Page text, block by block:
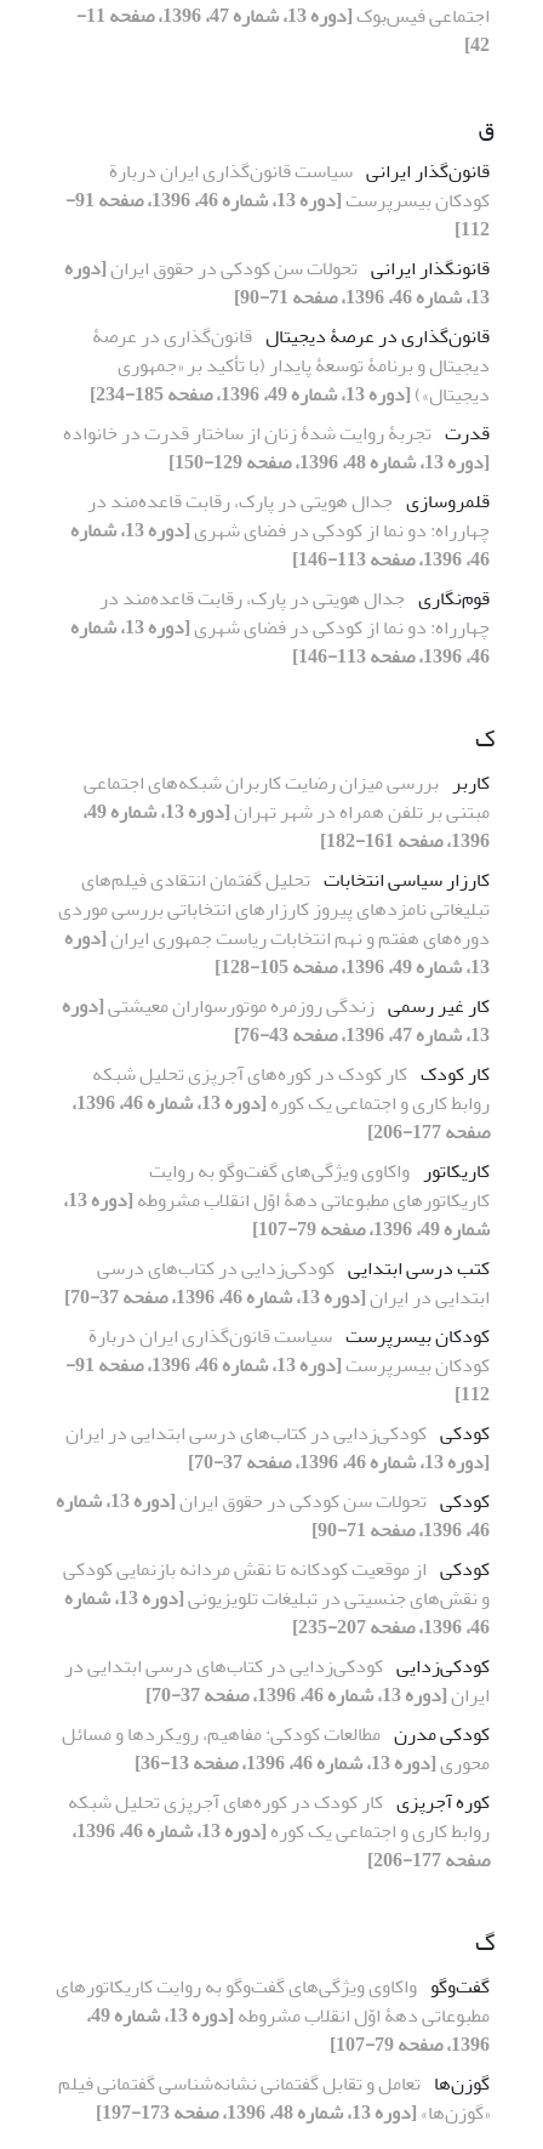
اجتماعی فیس‌بوک
[دوره 13، شماره 47، 1396، صفحه 11-
42]
ق
قانون‌گذار ایرانی سیاست قانون‌گذاری ایران دربارة
کودکان بی‏سرپرست
[دوره 13، شماره 46، 1396، صفحه 91-
112]
قانونگذار ایرانی تحولات سن کودکی در حقوق ایران[دوره
13، شماره 46، 1396، صفحه 71-90]
قانون‌گذاری در عرصۀ دیجیتال قانون‌گذاری در عرصۀ
دیجیتال و برنامۀ توسعۀ پایدار (با تأکید بر «جمهوری
دیجیتال»)[دوره 13، شماره 49، 1396، صفحه 185-234]
قدرت تجربۀ روایت شدۀ زنان از ساختار قدرت در خانواده
[دوره 13، شماره 48، 1396، صفحه 129-150]
قلمروسازی جدال هویتی در پارک، رقابت قاعده‌مند در
چهارراه: دو نما از کودکی در فضای شهری
[دوره 13، شماره
46، 1396، صفحه 113-146]
قوم‌نگاری جدال هویتی در پارک، رقابت قاعده‌مند در
چهارراه: دو نما از کودکی در فضای شهری
[دوره 13، شماره
46، 1396، صفحه 113-146]
ک
کاربر بررسی میزان رضایت کاربران شبکه‌های اجتماعی
مبتنی بر تلفن همراه در شهر تهران
[دوره 13، شماره 49،
1396، صفحه 161-182]
کارزار سیاسی انتخابات تحلیل گفتمان انتقادی فیلم‌های
تبلیغاتی نامزدهای پیروز کارزارهای انتخاباتی بررسی موردی
دوره‌های هفتم و نهم انتخابات ریاست جمهوری ایران[دوره
13، شماره 49، 1396، صفحه 105-128]
کار غیر رسمی زندگی روزمره موتورسواران معیشتی[دوره
13، شماره 47، 1396، صفحه 43-76]
کار کودک کار کودک در کوره‌های آجرپزی تحلیل شبکه
روابط کاری و اجتماعی یک کوره
[دوره 13، شماره 46، 1396،
صفحه 177-206]
کاریکاتور واکاوی ویژگی‌های گفت‌وگو به روایت
کاریکاتورهای مطبوعاتی دهۀ اوّل انقلاب مشروطه
[دوره 13،
شماره 49، 1396، صفحه 79-107]
کتب درسی ابتدایی کودکی‌زدایی در کتاب‌های درسی
ابتدایی در ایران[دوره 13، شماره 46، 1396، صفحه 37-70]
کودکان بی‏سرپرست سیاست قانون‌گذاری ایران دربارة
کودکان بی‏سرپرست
[دوره 13، شماره 46، 1396، صفحه 91-
112]
کودکی کودکی‌زدایی در کتاب‌های درسی ابتدایی در ایران
[دوره 13، شماره 46، 1396، صفحه 37-70]
کودکی تحولات سن کودکی در حقوق ایران
[دوره 13، شماره
46، 1396، صفحه 71-90]
کودکی از موقعیت کودکانه تا نقش مردانه بازنمایی کودکی
و نقش‌های جنسیتی در تبلیغات تلویزیونی
[دوره 13، شماره
46، 1396، صفحه 207-235]
کودکی‌زدایی کودکی‌زدایی در کتاب‌های درسی ابتدایی در
ایران[دوره 13، شماره 46، 1396، صفحه 37-70]
کودکی مدرن مطالعات کودکی: مفاهیم، رویکردها و مسائل
محوری[دوره 13، شماره 46، 1396، صفحه 13-36]
کوره آجرپزی کار کودک در کوره‌های آجرپزی تحلیل شبکه
روابط کاری و اجتماعی یک کوره
[دوره 13، شماره 46، 1396،
صفحه 177-206]
گ
گفت‌وگو واکاوی ویژگی‌های گفت‌وگو به روایت کاریکاتورهای
مطبوعاتی دهۀ اوّل انقلاب مشروطه
[دوره 13، شماره 49،
1396، صفحه 79-107]
گوزن‌ها تعامل و تقابل گفتمانی نشانه‌شناسی گفتمانی فیلم
«گوزن‌ها»[دوره 13، شماره 48، 1396، صفحه 173-197]